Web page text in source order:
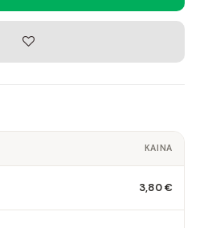
KAINA
3,80 €